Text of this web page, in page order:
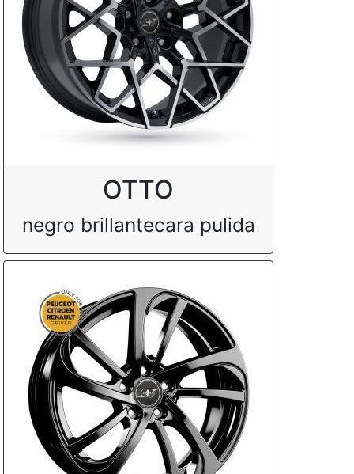
OTTO
negro brillantecara pulida